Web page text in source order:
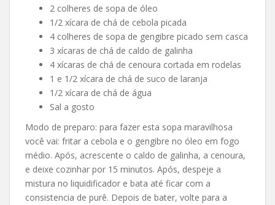
2 colheres de sopa de óleo
1/2 xícara de chá de cebola picada
4 colheres de sopa de gengibre picado sem casca
3 xícaras de chá de caldo de galinha
4 xícaras de chá de cenoura cortada em rodelas
1 e 1/2 xícara de chá de suco de laranja
1/2 xícara de chá de água
Sal a gosto
Modo de preparo: para fazer esta sopa maravilhosa
você vai: fritar a cebola e o gengibre no óleo em fogo
médio. Após, acrescente o caldo de galinha, a cenoura,
e deixe cozinhar por 15 minutos. Após, despeje a
mistura no liquidificador e bata até ficar com a
consistencia de purê. Depois de bater, volte para a